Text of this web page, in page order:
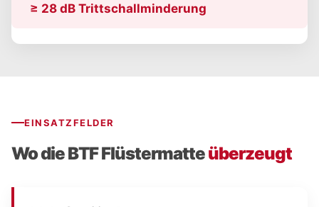
≥ 28 dB Trittschallminderung
EINSATZFELDER
Wo die BTF Flüstermatteüberzeugt